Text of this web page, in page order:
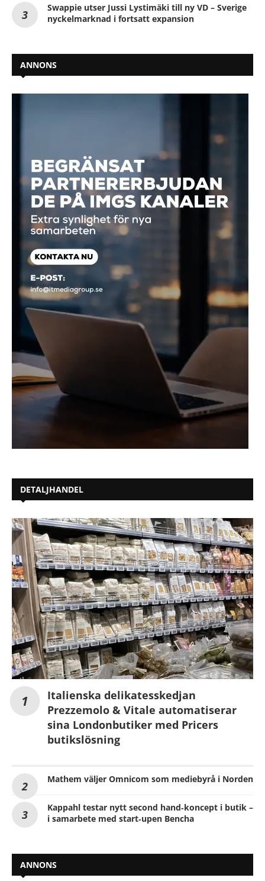
Swappie utser Jussi Lystimäki till ny VD – Sverige
nyckelmarknad i fortsatt expansion
ANNONS
DETALJHANDEL
Italienska delikatesskedjan
Prezzemolo & Vitale automatiserar
sina Londonbutiker med Pricers
butikslösning
Mathem väljer Omnicom som mediebyrå i Norden
Kappahl testar nytt second hand‑koncept i butik –
i samarbete med start‑upen Bencha
ANNONS